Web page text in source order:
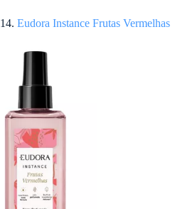
14. Eudora Instance Frutas Vermelhas